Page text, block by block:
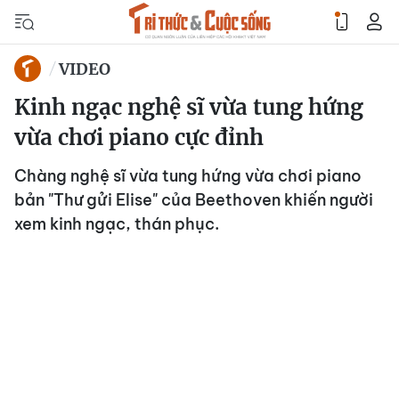
VIDEO
Kinh ngạc nghệ sĩ vừa tung hứng
vừa chơi piano cực đỉnh
Chàng nghệ sĩ vừa tung hứng vừa chơi piano
bản "Thư gửi Elise" của Beethoven khiến người
xem kinh ngạc, thán phục.